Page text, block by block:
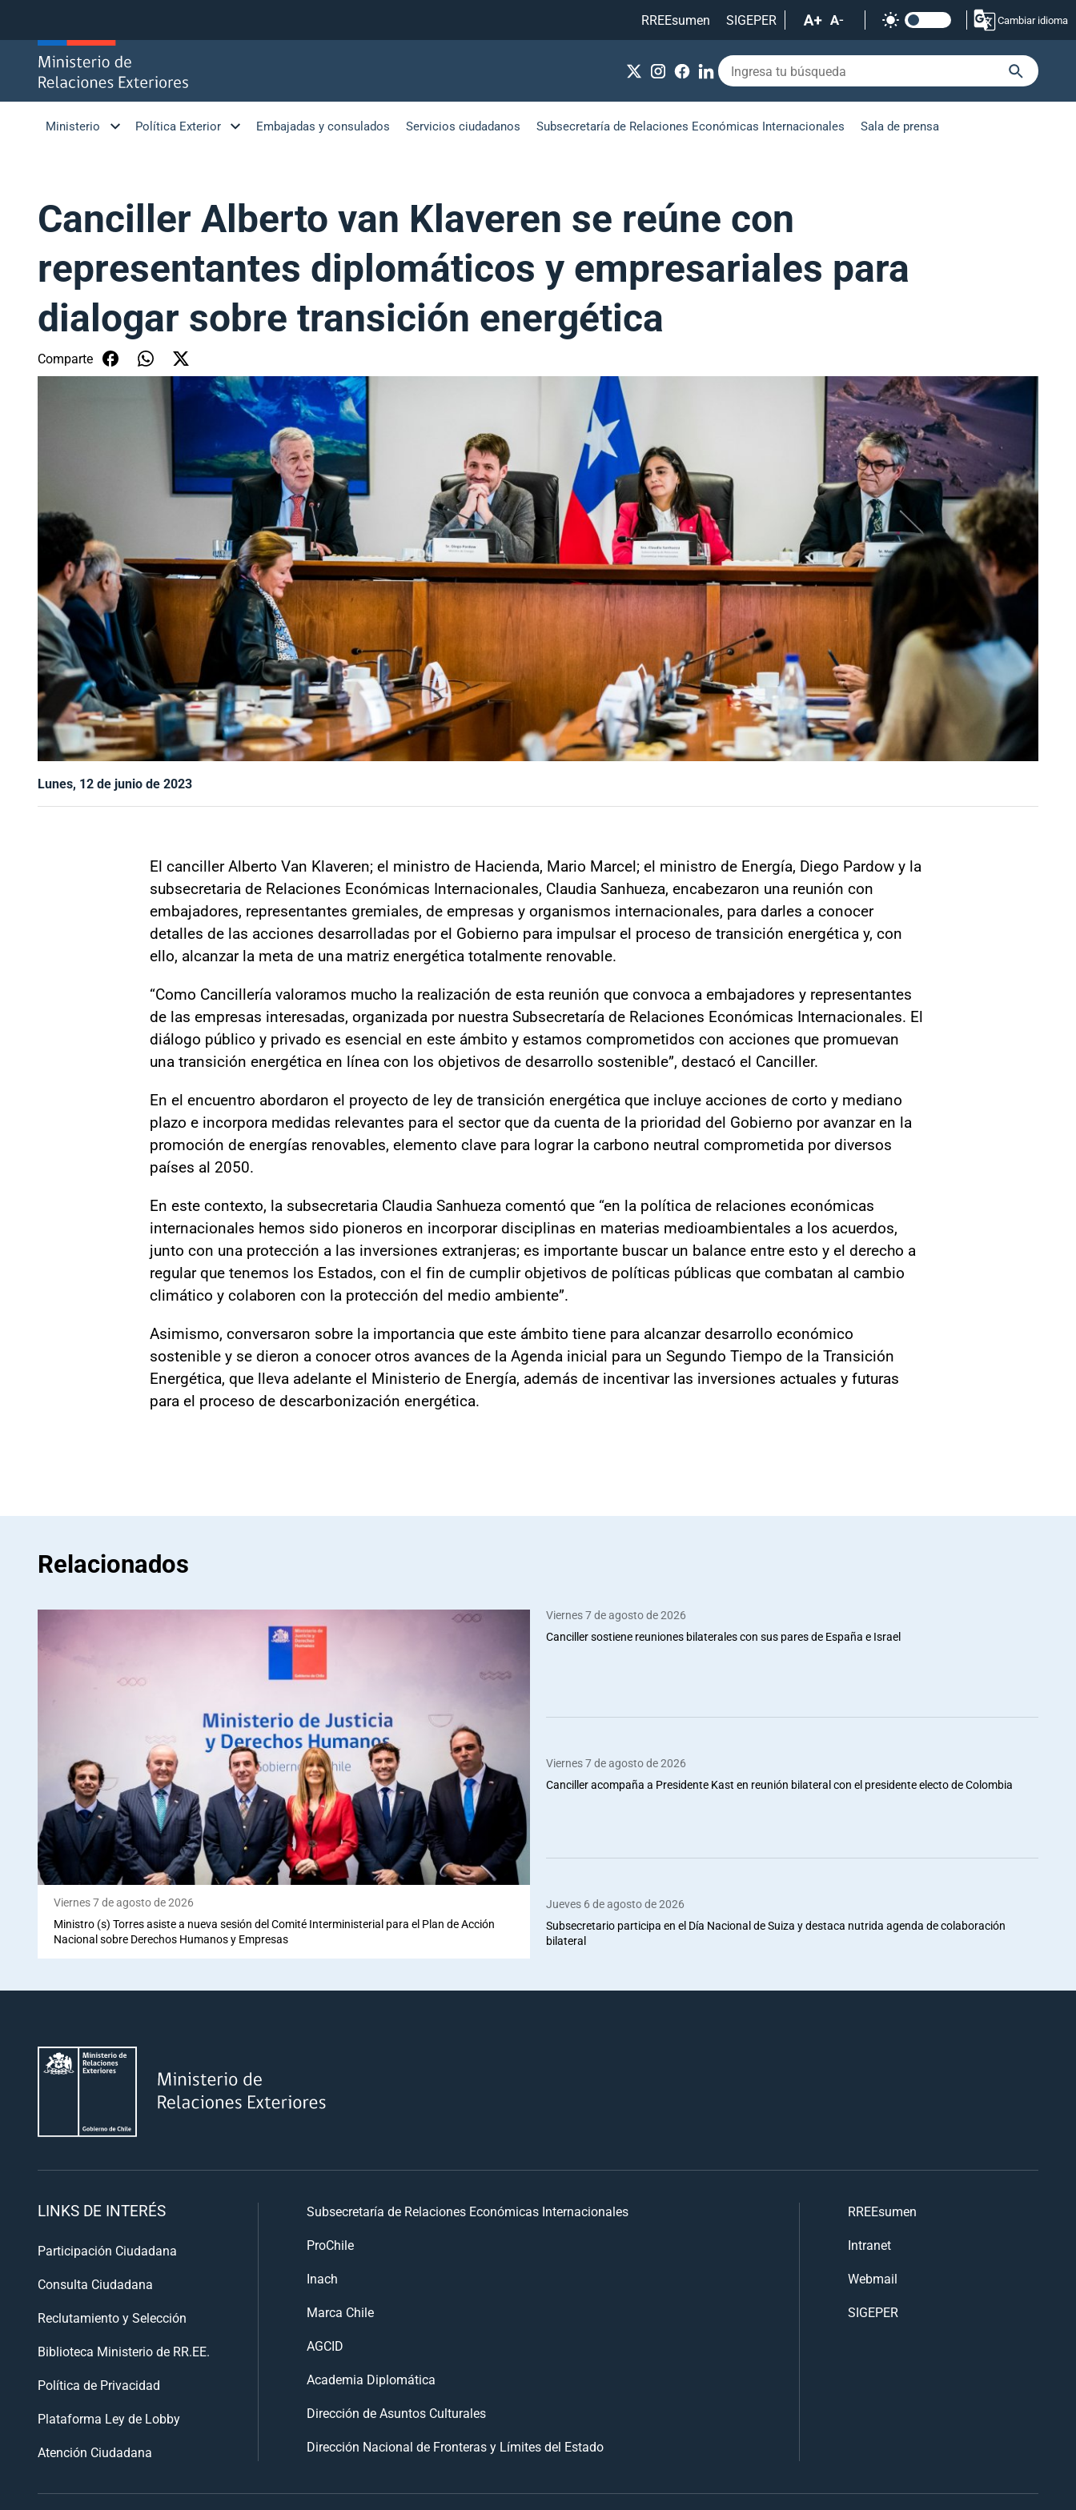
RREEsumen
SIGEPER Cambiar idioma
Ministerio Política Exterior Embajadas y consulados Servicios ciudadanos Subsecretaría de Relaciones Económicas Internacionales Sala de prensa
Canciller Alberto van Klaveren se reúne con
representantes diplomáticos y empresariales para
dialogar sobre transición energética
Comparte
Lunes, 12 de junio de 2023
El canciller Alberto Van Klaveren; el ministro de Hacienda, Mario Marcel; el ministro de Energía, Diego Pardow y la
subsecretaria de Relaciones Económicas Internacionales, Claudia Sanhueza, encabezaron una reunión con
embajadores, representantes gremiales, de empresas y organismos internacionales, para darles a conocer
detalles de las acciones desarrolladas por el Gobierno para impulsar el proceso de transición energética y, con
ello, alcanzar la meta de una matriz energética totalmente renovable.
“Como Cancillería valoramos mucho la realización de esta reunión que convoca a embajadores y representantes
de las empresas interesadas, organizada por nuestra Subsecretaría de Relaciones Económicas Internacionales. El
diálogo público y privado es esencial en este ámbito y estamos comprometidos con acciones que promuevan
una transición energética en línea con los objetivos de desarrollo sostenible”, destacó el Canciller.
En el encuentro abordaron el proyecto de ley de transición energética que incluye acciones de corto y mediano
plazo e incorpora medidas relevantes para el sector que da cuenta de la prioridad del Gobierno por avanzar en la
promoción de energías renovables, elemento clave para lograr la carbono neutral comprometida por diversos
países al 2050.
En este contexto, la subsecretaria Claudia Sanhueza comentó que “en la política de relaciones económicas
internacionales hemos sido pioneros en incorporar disciplinas en materias medioambientales a los acuerdos,
junto con una protección a las inversiones extranjeras; es importante buscar un balance entre esto y el derecho a
regular que tenemos los Estados, con el fin de cumplir objetivos de políticas públicas que combatan al cambio
climático y colaboren con la protección del medio ambiente”.
Asimismo, conversaron sobre la importancia que este ámbito tiene para alcanzar desarrollo económico
sostenible y se dieron a conocer otros avances de la Agenda inicial para un Segundo Tiempo de la Transición
Energética, que lleva adelante el Ministerio de Energía, además de incentivar las inversiones actuales y futuras
para el proceso de descarbonización energética.
Relacionados
Viernes 7 de agosto de 2026
Ministro (s) Torres asiste a nueva sesión del Comité Interministerial para el Plan de Acción
Nacional sobre Derechos Humanos y Empresas
Viernes 7 de agosto de 2026
Canciller sostiene reuniones bilaterales con sus pares de España e Israel
Viernes 7 de agosto de 2026
Canciller acompaña a Presidente Kast en reunión bilateral con el presidente electo de Colombia
Jueves 6 de agosto de 2026
Subsecretario participa en el Día Nacional de Suiza y destaca nutrida agenda de colaboración
bilateral
LINKS DE INTERÉS
Participación Ciudadana
Consulta Ciudadana
Reclutamiento y Selección
Biblioteca Ministerio de RR.EE.
Política de Privacidad
Plataforma Ley de Lobby
Atención Ciudadana
Subsecretaría de Relaciones Económicas Internacionales
ProChile
Inach
Marca Chile
AGCID
Academia Diplomática
Dirección de Asuntos Culturales
Dirección Nacional de Fronteras y Límites del Estado
RREEsumen
Intranet
Webmail
SIGEPER